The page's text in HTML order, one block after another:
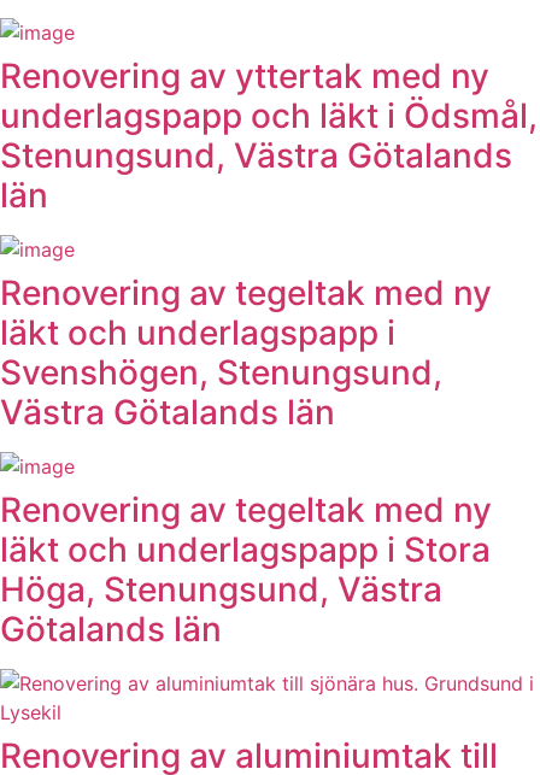
Renovering av yttertak med ny
underlagspapp och läkt i Ödsmål,
Stenungsund, Västra Götalands
län
Renovering av tegeltak med ny
läkt och underlagspapp i
Svenshögen, Stenungsund,
Västra Götalands län
Renovering av tegeltak med ny
läkt och underlagspapp i Stora
Höga, Stenungsund, Västra
Götalands län
Renovering av aluminiumtak till